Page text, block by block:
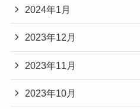
2024年1月
2023年12月
2023年11月
2023年10月